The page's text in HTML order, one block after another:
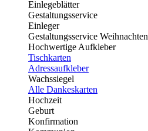
Einlegeblätter
Gestaltungsservice
Einleger
Gestaltungsservice Weihnachten
Hochwertige Aufkleber
Tischkarten
Adressaufkleber
Wachssiegel
Alle Dankeskarten
Hochzeit
Geburt
Konfirmation